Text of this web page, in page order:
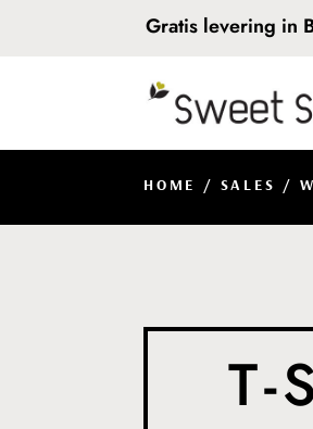
Gratis levering in
HOME / SALES /
T-